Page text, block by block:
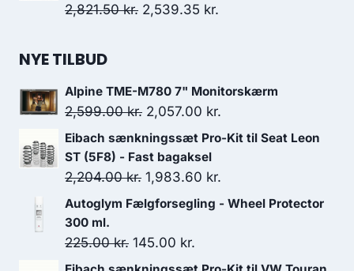
2,821.50kr. Den
2,821.50 kr..
2,539.35 kr.
2,539.35 kr..
NYE TILBUD
Alpine TME-M780 7" Monitorskærm
2,599.00kr. Den
oprindelige
pris
var:
2,599.00 kr..
2,057.00 kr.
aktuelle
2,057.00 kr..
Eibach sænkningssæt Pro-Kit til Seat Leon
ST (5F8) - Fast bagaksel
2,204.00kr. Den
oprindelige
var:
2,204.00 kr..
1,983.60 kr.
aktuelle
1,983.60 kr..
Autoglym Fælgforsegling - Wheel Protector
300 ml.
225.00kr. Den
oprindelige
145.00 kr.
aktuelle